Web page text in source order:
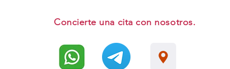
Concierte una cita con nosotros.